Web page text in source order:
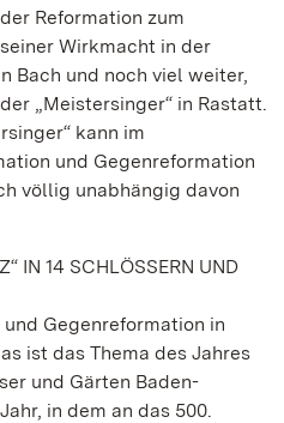
Reformation zum
Wirkmacht in der
Bach und noch viel weiter,
„Meistersinger“ in Rastatt.
kann im
und Gegenreformation
völlig unabhängig davon
IN 14 SCHLÖSSERN UND
und Gegenreformation in
ist das Thema des Jahres
und Gärten Baden-
in dem an das 500.